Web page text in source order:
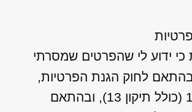
ידוע לי שהפרטים שמסרתי
בהתאם לחוק הגנת הפרטיות,
התשמ"א–1981 (כולל תיקון 13), ובהתאם